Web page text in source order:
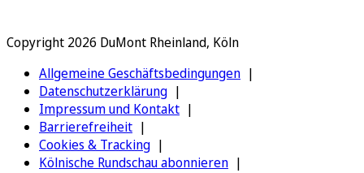
Copyright 2026 DuMont Rheinland, Köln
Allgemeine Geschäftsbedingungen
Datenschutzerklärung
Impressum und Kontakt
Barrierefreiheit
Cookies & Tracking
Kölnische Rundschau abonnieren